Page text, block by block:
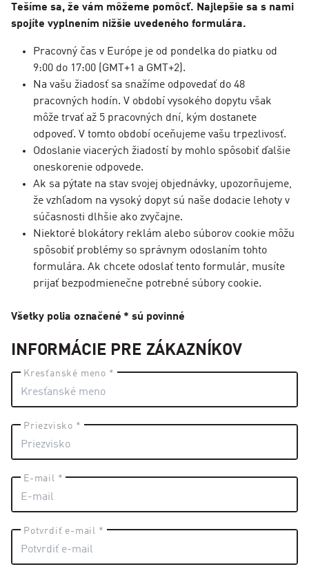
Tešíme sa, že vám môžeme pomôcť. Najlepšie sa s nami
spojíte vyplnením nižšie uvedeného formulára.
Pracovný čas v Európe je od pondelka do piatku od
9:00 do 17:00 (GMT+1 a GMT+2).
Na vašu žiadosť sa snažíme odpovedať do 48
pracovných hodín. V období vysokého dopytu však
môže trvať až 5 pracovných dní, kým dostanete
odpoveď. V tomto období oceňujeme vašu trpezlivosť.
Odoslanie viacerých žiadostí by mohlo spôsobiť ďalšie
oneskorenie odpovede.
Ak sa pýtate na stav svojej objednávky, upozorňujeme,
že vzhľadom na vysoký dopyt sú naše dodacie lehoty v
súčasnosti dlhšie ako zvyčajne.
Niektoré blokátory reklám alebo súborov cookie môžu
spôsobiť problémy so správnym odoslaním tohto
formulára. Ak chcete odoslať tento formulár, musíte
prijať bezpodmienečne potrebné súbory cookie.
Všetky polia označené * sú povinné
INFORMÁCIE PRE ZÁKAZNÍKOV
Kresťanské meno *
Priezvisko *
E-mail *
Potvrdiť e-mail *